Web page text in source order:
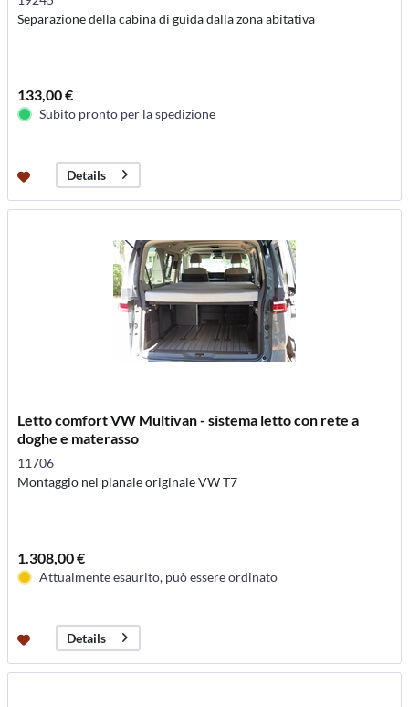
Separazione della cabina di guida dalla zona abitativa
133,00 €
Subito pronto per la spedizione
Details
Letto comfort VW Multivan - sistema letto con rete a
doghe e materasso
11706
Montaggio nel pianale originale VW T7
1.308,00 €
Attualmente esaurito, può essere ordinato
Details